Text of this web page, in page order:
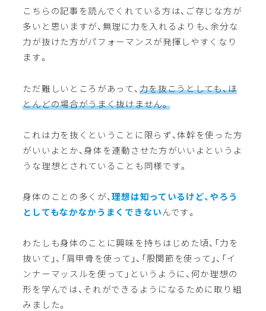
こちらの記事を読んでくれている方は、ご存じな方が
多いと思いますが、無理に力を入れるよりも、余分な
力が抜けた方がパフォーマンスが発揮しやすくなり
ます。
ただ難しいところがあって、 力を抜こうとしても、ほ
とんどの場合がうまく抜けません。
これは力を抜くということに限らず、体幹を使った方
がいいよとか、身体を連動させた方がいいよというよ
うな理想とされていることも同様です。
身体のことの多くが、理想は知っているけど、やろう
としてもなかなかうまくできない んです。
わたしも身体のことに興味を持ちはじめた頃、「力を
抜いて」、「肩甲骨を使って」、「股関節を使って」、「イ
ンナーマッスルを使って」というように、何か理想の
形を学んでは、それができるようになるために取り組
みました。